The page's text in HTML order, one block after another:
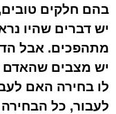
בהם חלקים
יש דברים שהיו
מתהפכים. אבל
יש מצבים שהאדם
לו בחירה האם
לעבור, כל